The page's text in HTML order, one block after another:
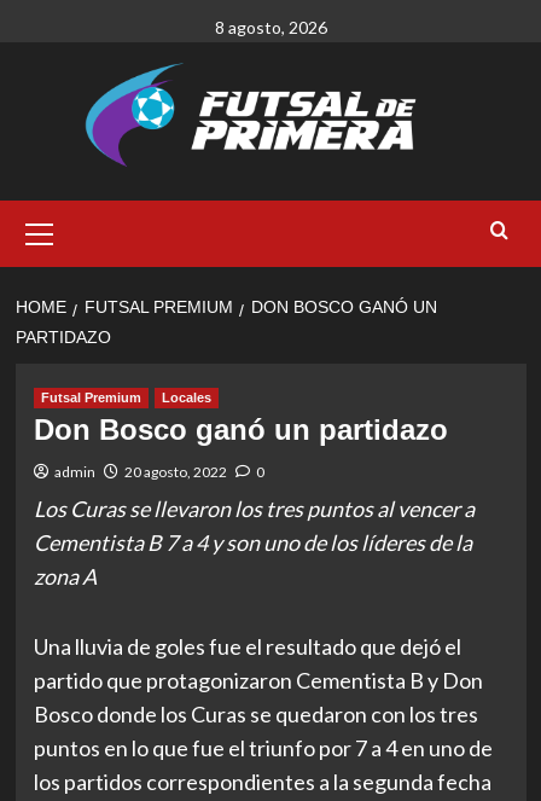
8 agosto, 2026
Menu
HOME FUTSAL PREMIUM
DON BOSCO GANÓ UN
PARTIDAZO
Futsal Premium Locales
Don Bosco ganó un partidazo
admin 20 agosto, 2022 0
Los Curas se llevaron los tres puntos al vencer a
Cementista B 7 a 4 y son uno de los líderes de la
zona A
Una lluvia de goles fue el resultado que dejó el
partido que protagonizaron Cementista B y Don
Bosco donde los Curas se quedaron con los tres
puntos en lo que fue el triunfo por 7 a 4 en uno de
los partidos correspondientes a la segunda fecha